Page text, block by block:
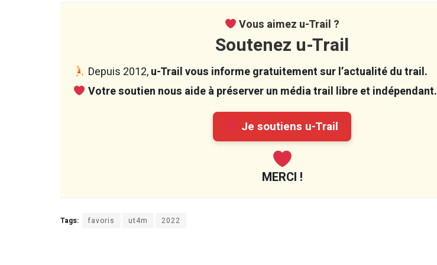
Vous aimez u-Trail ?
Soutenez u-Trail
Depuis 2012,u-Trail vous informe gratuitement sur l’actualité du trail.
Votre soutien nous aide à préserver un média trail libre et indépendant.
Je soutiens u-Trail
MERCI !
Tags: favoris ut4m 2022